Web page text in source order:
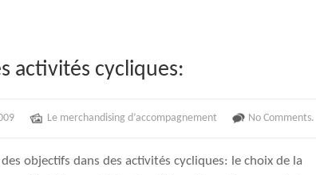
activités cycliques:
Le merchandising d’accompagnement No Comments.
objectifs dans des activités cycliques: le choix de la